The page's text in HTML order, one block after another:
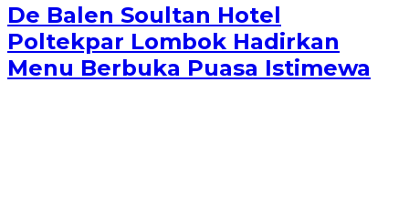
De Balen Soultan Hotel
Poltekpar Lombok Hadirkan
Menu Berbuka Puasa Istimewa